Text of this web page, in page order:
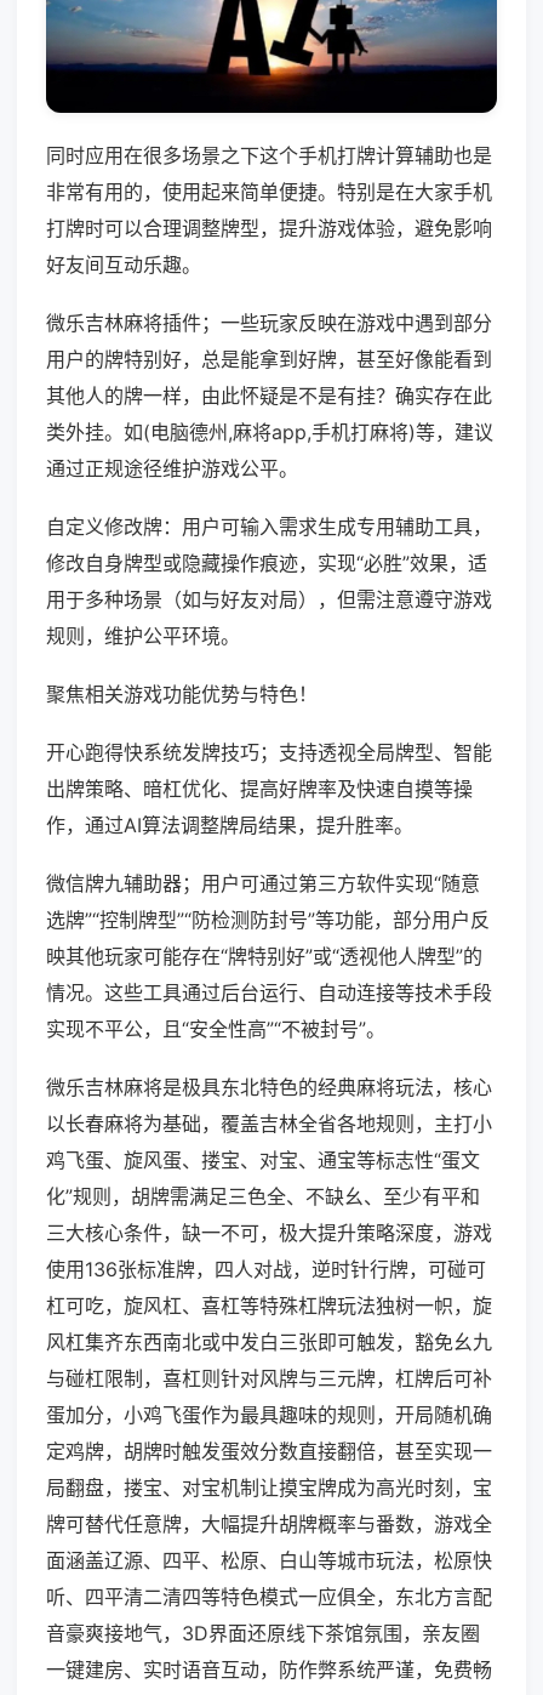
同时应用在很多场景之下这个手机打牌计算辅助也是
非常有用的，使用起来简单便捷。特别是在大家手机
打牌时可以合理调整牌型，提升游戏体验，避免影响
好友间互动乐趣。
微乐吉林麻将插件；一些玩家反映在游戏中遇到部分
用户的牌特别好，总是能拿到好牌，甚至好像能看到
其他人的牌一样，由此怀疑是不是有挂？确实存在此
类外挂。如(电脑德州,麻将app,手机打麻将)等，建议
通过正规途径维护游戏公平。
自定义修改牌：用户可输入需求生成专用辅助工具，
修改自身牌型或隐藏操作痕迹，实现“必胜”效果，适
用于多种场景（如与好友对局），但需注意遵守游戏
规则，维护公平环境。
聚焦相关游戏功能优势与特色！
开心跑得快系统发牌技巧；支持透视全局牌型、智能
出牌策略、暗杠优化、提高好牌率及快速自摸等操
作，通过AI算法调整牌局结果，提升胜率。
微信牌九辅助器；用户可通过第三方软件实现“随意
选牌”“控制牌型”“防检测防封号”等功能，部分用户反
映其他玩家可能存在“牌特别好”或“透视他人牌型”的
情况。这些工具通过后台运行、自动连接等技术手段
实现不平公，且“安全性高”“不被封号”。
微乐吉林麻将是极具东北特色的经典麻将玩法，核心
以长春麻将为基础，覆盖吉林全省各地规则，主打小
鸡飞蛋、旋风蛋、搂宝、对宝、通宝等标志性“蛋文
化”规则，胡牌需满足三色全、不缺幺、至少有平和
三大核心条件，缺一不可，极大提升策略深度，游戏
使用136张标准牌，四人对战，逆时针行牌，可碰可
杠可吃，旋风杠、喜杠等特殊杠牌玩法独树一帜，旋
风杠集齐东西南北或中发白三张即可触发，豁免幺九
与碰杠限制，喜杠则针对风牌与三元牌，杠牌后可补
蛋加分，小鸡飞蛋作为最具趣味的规则，开局随机确
定鸡牌，胡牌时触发蛋效分数直接翻倍，甚至实现一
局翻盘，搂宝、对宝机制让摸宝牌成为高光时刻，宝
牌可替代任意牌，大幅提升胡牌概率与番数，游戏全
面涵盖辽源、四平、松原、白山等城市玩法，松原快
听、四平清二清四等特色模式一应俱全，东北方言配
音豪爽接地气，3D界面还原线下茶馆氛围，亲友圈
一键建房、实时语音互动，防作弊系统严谨，免费畅